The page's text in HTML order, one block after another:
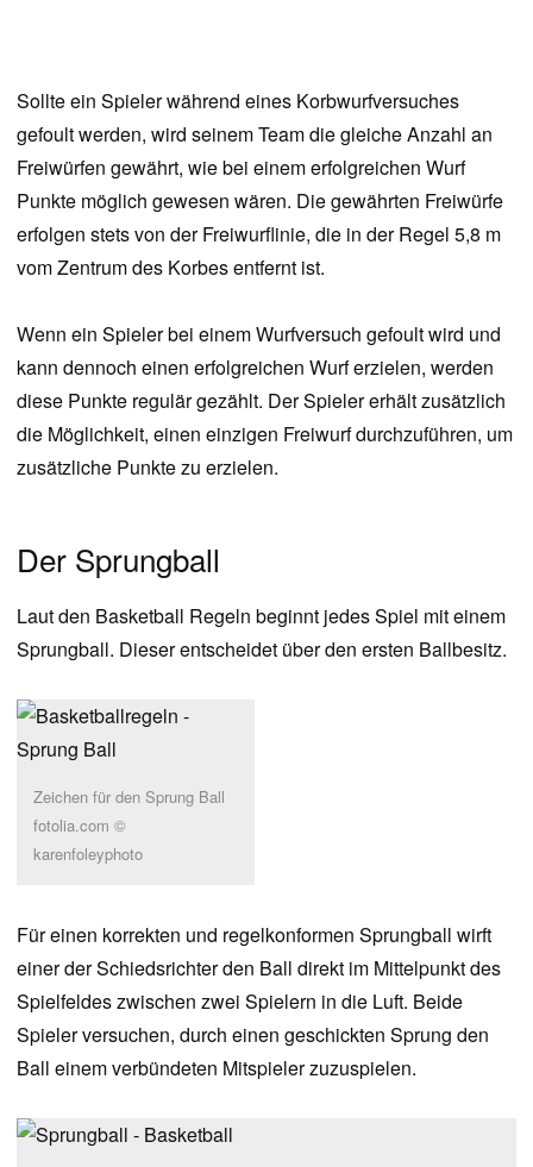
Sollte ein Spieler während eines Korbwurfversuches
gefoult werden, wird seinem Team die gleiche Anzahl an
Freiwürfen gewährt, wie bei einem erfolgreichen Wurf
Punkte möglich gewesen wären. Die gewährten Freiwürfe
erfolgen stets von der Freiwurflinie, die in der Regel 5,8 m
vom Zentrum des Korbes entfernt ist.
Wenn ein Spieler bei einem Wurfversuch gefoult wird und
kann dennoch einen erfolgreichen Wurf erzielen, werden
diese Punkte regulär gezählt. Der Spieler erhält zusätzlich
die Möglichkeit, einen einzigen Freiwurf durchzuführen, um
zusätzliche Punkte zu erzielen.
Der Sprungball
Laut den Basketball Regeln beginnt jedes Spiel mit einem
Sprungball. Dieser entscheidet über den ersten Ballbesitz.
Zeichen für den Sprung Ball
fotolia.com ©
karenfoleyphoto
Für einen korrekten und regelkonformen Sprungball wirft
einer der Schiedsrichter den Ball direkt im Mittelpunkt des
Spielfeldes zwischen zwei Spielern in die Luft. Beide
Spieler versuchen, durch einen geschickten Sprung den
Ball einem verbündeten Mitspieler zuzuspielen.